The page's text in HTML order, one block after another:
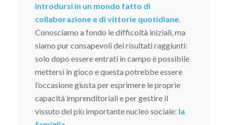
introdursi in un mondo fatto di
collaborazione e di vittorie quotidiane.
Conosciamo a fondo le difficoltà iniziali, ma
siamo pur consapevoli dei risultati raggiunti:
solo dopo essere entrati in campo è possibile
mettersi in gioco e questa potrebbe essere
l’occasione giusta per esprimere le proprie
capacità imprenditoriali e per gestire il
vissuto del più importante nucleo sociale: la